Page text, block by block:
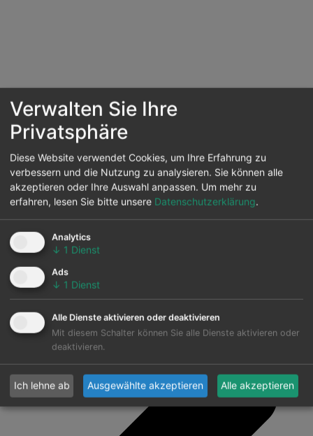
Verwalten Sie Ihre
Privatsphäre
Diese Website verwendet Cookies, um Ihre Erfahrung zu
verbessern und die Nutzung zu analysieren. Sie können alle
akzeptieren oder Ihre Auswahl anpassen. Um mehr zu
erfahren, lesen Sie bitte unsere Datenschutzerklärung.
Analytics
↓ 1 Dienst
Ads
↓ 1 Dienst
Alle Dienste aktivieren oder deaktivieren
Mit diesem Schalter können Sie alle Dienste aktivieren oder
deaktivieren.
Ich lehne ab Ausgewählte akzeptieren Alle akzeptieren